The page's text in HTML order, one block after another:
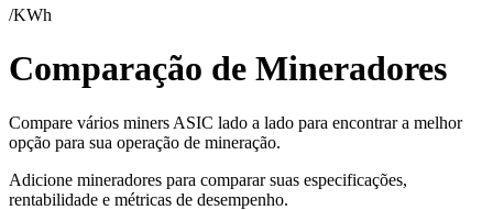
/KWh
Comparação de Mineradores
Compare vários miners ASIC lado a lado para encontrar a melhor
opção para sua operação de mineração.
Adicione mineradores para comparar suas especificações,
rentabilidade e métricas de desempenho.